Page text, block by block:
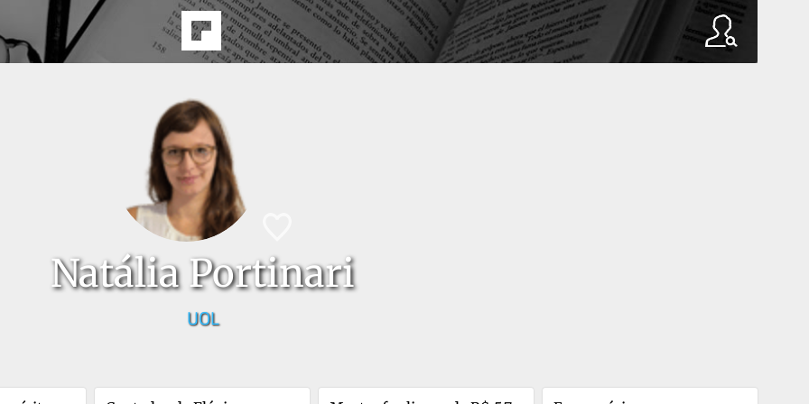
Natália Portinari
UOL